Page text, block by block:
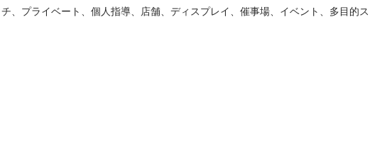
プライベート、個人指導、店舗、ディスプレイ、催事場、イベント、多目的ス